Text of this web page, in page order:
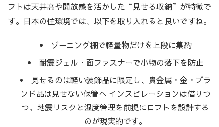
フトは天井高や開放感を活かした“見せる収納”が特徴で
す。日本の住環境では、以下を取り入れると良いですね。
ゾーニング棚で軽量物だけを上段に集約
耐震ジェル・面ファスナーで小物の落下を防止
見せるのは軽い装飾品に限定し、貴金属・金・ブラ
ンド品は見せない保管へ インスピレーションは借りつ
つ、地震リスクと湿度管理を前提にロフトを設計する
のが現実的です。